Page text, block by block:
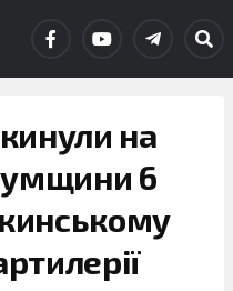
на
6